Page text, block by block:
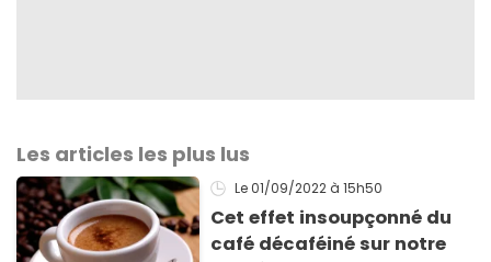
Les articles les plus lus
Le 01/09/2022 à 15h50
Cet effet insoupçonné du
café décaféiné sur notre